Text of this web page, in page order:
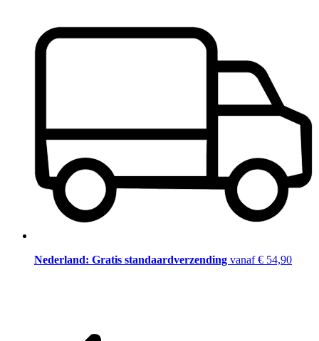
Nederland: Gratis standaardverzending vanaf € 54,90